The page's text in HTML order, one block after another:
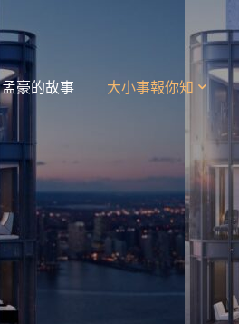
孟豪的故事 大小事報你知